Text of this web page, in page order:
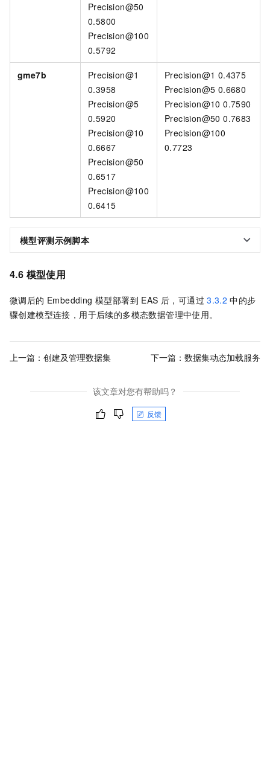
Precision@50
0.5800
Precision@100
0.5792
gme7b
Precision@1
0.3958
Precision@5
0.5920
Precision@10
0.6667
Precision@50
0.6517
Precision@100
0.6415
Precision@1 0.4375
Precision@5 0.6680
Precision@10 0.7590
Precision@50 0.7683
Precision@100
0.7723
模型评测示例脚本
4.6 模型使用
微调后的 Embedding 模型部署到 EAS 后，可通过 3.3.2 中的步
骤创建模型连接，用于后续的多模态数据管理中使用。
上一篇： 创建及管理数据集 下一篇： 数据集动态加载服务
该文章对您有帮助吗？
反馈